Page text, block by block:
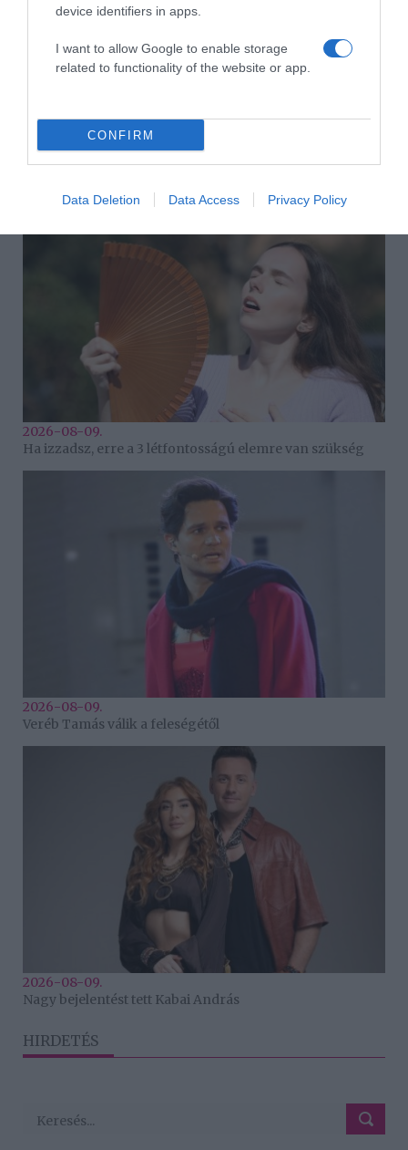
device identifiers in apps.
I want to allow Google to enable storage
related to functionality of the website or app.
CONFIRM
Data Deletion Data Access Privacy Policy
2026-08-09.
2026-08-09.
Ha izzadsz, erre a 3 létfontosságú elemre van szükség
2026-08-09.
Veréb Tamás válik a feleségétől
2026-08-09.
Nagy bejelentést tett Kabai András
HIRDETÉS